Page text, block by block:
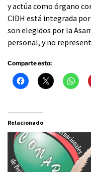
y actúa como órgano
CIDH está integrada
son elegidos por la
personal, y no
Comparte esto:
Relacionado